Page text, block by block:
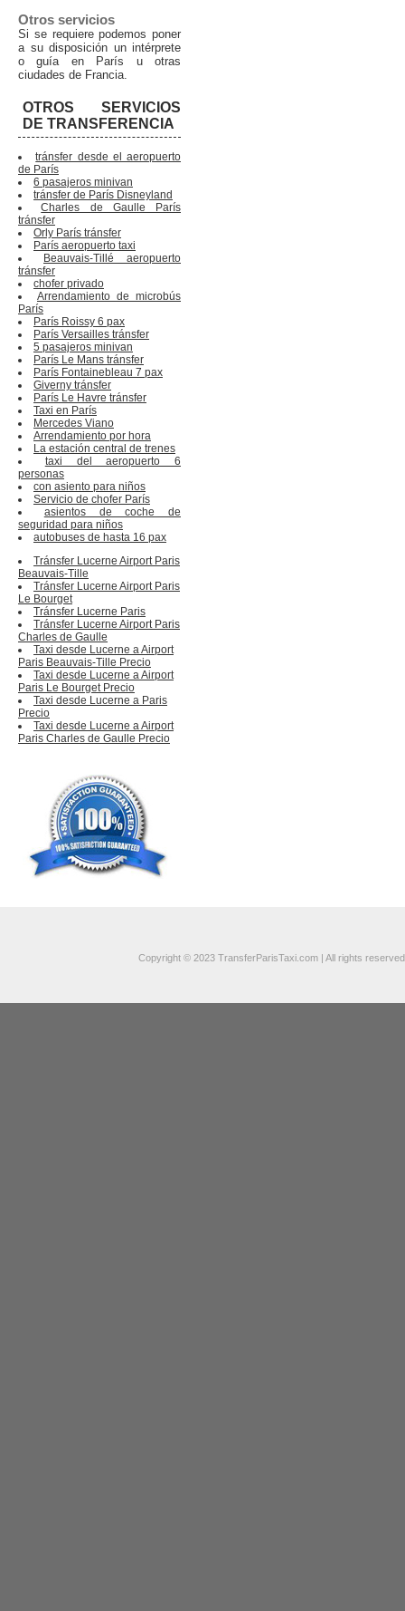
Otros servicios
Si se requiere podemos poner
a su disposición un intérprete
o guía en París u otras
ciudades de Francia.
OTROS SERVICIOS
DE TRANSFERENCIA
tránsfer desde el aeropuerto
de París
6 pasajeros minivan
tránsfer de París Disneyland
Charles de Gaulle París
tránsfer
Orly París tránsfer
París aeropuerto taxi
Beauvais-Tillé aeropuerto
tránsfer
chofer privado
Arrendamiento de microbús
París
París Roissy 6 pax
París Versailles tránsfer
5 pasajeros minivan
París Le Mans tránsfer
París Fontainebleau 7 pax
Giverny tránsfer
París Le Havre tránsfer
Taxi en París
Mercedes Viano
Arrendamiento por hora
La estación central de trenes
taxi del aeropuerto 6
personas
con asiento para niños
Servicio de chofer París
asientos de coche de
seguridad para niños
autobuses de hasta 16 pax
Tránsfer Lucerne Airport Paris
Beauvais-Tille
Tránsfer Lucerne Airport Paris
Le Bourget
Tránsfer Lucerne Paris
Tránsfer Lucerne Airport Paris
Charles de Gaulle
Taxi desde Lucerne a Airport
Paris Beauvais-Tille Precio
Taxi desde Lucerne a Airport
Paris Le Bourget Precio
Taxi desde Lucerne a Paris
Precio
Taxi desde Lucerne a Airport
Paris Charles de Gaulle Precio
Copyright © 2023 TransferParisTaxi.com | All rights reserved